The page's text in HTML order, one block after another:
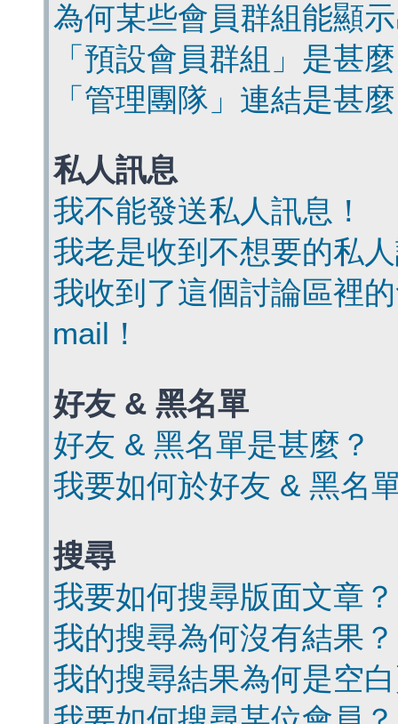
為何某些會員群組能顯
「預設會員群組」是甚
「管理團隊」連結是甚
私人訊息
我不能發送私人訊息！
我老是收到不想要的私
我收到了這個討論區裡
mail！
好友 & 黑名單
好友 & 黑名單是甚麼？
我要如何於好友 & 黑名
搜尋
我要如何搜尋版面文章？
我的搜尋為何沒有結果？
我的搜尋結果為何是空